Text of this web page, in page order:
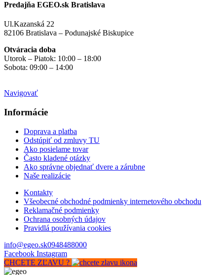
Predajňa EGEO.sk Bratislava
Ul.Kazanská 22
82106 Bratislava – Podunajské Biskupice
Otváracia doba
Utorok – Piatok: 10:00 – 18:00
Sobota: 09:00 – 14:00
Navigovať
Informácie
Doprava a platba
Odstúpiť od zmluvy TU
Ako posielame tovar
Často kladené otázky
Ako správne objednať dvere a zárubne
Naše realizácie
Kontakty
Všeobecné obchodné podmienky internetového obchodu
Reklamačné podmienky
Ochrana osobných údajov
Pravidlá používania cookies
info@egeo.sk0948488000
Facebook Instagram
CHCETE ZĽAVU ?